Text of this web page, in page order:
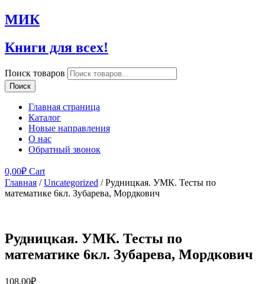
МИК
Книги для всех!
Поиск товаров
Поиск
Главная страница
Каталог
Новые направления
О нас
Обратный звонок
0,00₽ Cart
Главная /Uncategorized / Рудницкая. УМК. Тесты по
математике 6кл. Зубарева, Мордкович
Рудницкая. УМК. Тесты по
математике 6кл. Зубарева, Мордкович
108,00₽